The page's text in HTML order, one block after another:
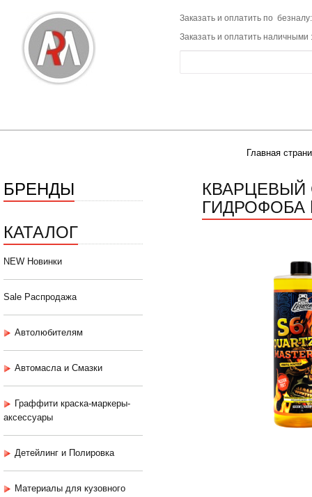
Заказать и оплатить по
Заказать и оплатить наличными
Главная
БРЕНДЫ
КАТАЛОГ
NEW Новинки
Sale Распродажа
Автолюбителям
Автомасла и Смазки
Граффити краска-маркеры-
аксессуары
Детейлинг и Полировка
Материалы для кузовного
КВАРЦЕВЫЙ
ГИДРОФОБА